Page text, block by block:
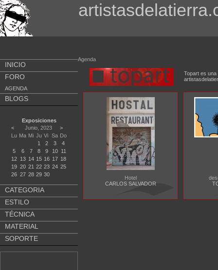
INICIO
FORO
AGENDA
BLOGS
Exposiciones
<
Junio, 2023
>
Lu Ma Mi Ju Vi Sa Do
1
2 3
4
5
6 7 8 9 10
11
12 13 14 15 16 17 18
19 20 21 22 23 24 25
26 27 28 29 30
CATEGORIA
ESTILO
TÉCNICA
MATERIAL
SOPORTE
Agenda
Topart es
Hotel
CARLOS SALVADOR